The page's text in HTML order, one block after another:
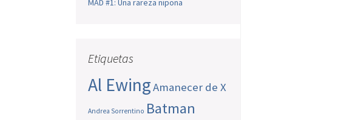
MAD #1: Una rareza nipona
Etiquetas
Al EwingAmanecer de X
Andrea Sorrentino Batman